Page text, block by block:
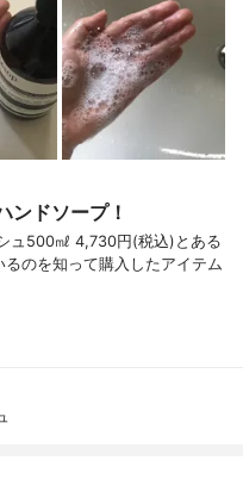
ドソープ！
ュ500㎖ 4,730円(税込)とある
のを知って購入したアイテム